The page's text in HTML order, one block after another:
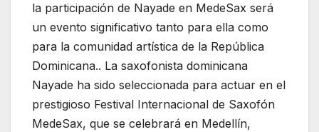
la participación de Nayade en MedeSax será
un evento significativo tanto para ella como
para la comunidad artística de la República
Dominicana.. La saxofonista dominicana
Nayade ha sido seleccionada para actuar en el
prestigioso Festival Internacional de Saxofón
MedeSax, que se celebrará en Medellín,